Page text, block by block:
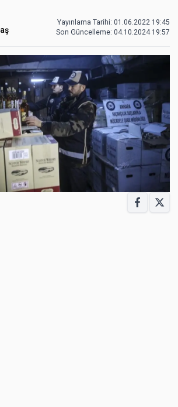
Yayınlama Tarihi: 01.06.2022 19:45
Son Güncelleme: 04.10.2024 19:57